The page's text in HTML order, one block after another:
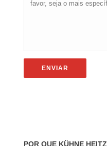
POR QUE KÜHNE HEITZ